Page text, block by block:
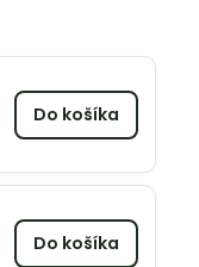
Do košíka
Do košíka